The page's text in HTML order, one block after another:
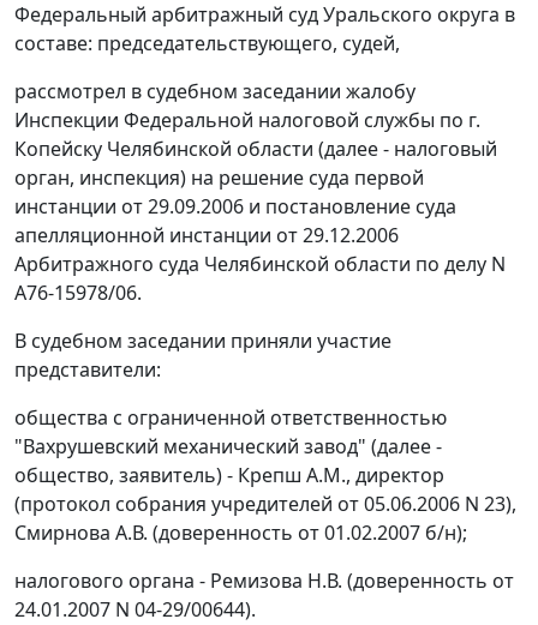
Федеральный арбитражный суд Уральского округа в
составе: председательствующего, судей,
рассмотрел в судебном заседании жалобу
Инспекции Федеральной налоговой службы по г.
Копейску Челябинской области (далее - налоговый
орган, инспекция) на решение суда первой
инстанции от 29.09.2006 и постановление суда
апелляционной инстанции от 29.12.2006
Арбитражного суда Челябинской области по делу N
А76-15978/06.
В судебном заседании приняли участие
представители:
общества с ограниченной ответственностью
"Вахрушевский механический завод" (далее -
общество, заявитель) - Крепш А.М., директор
(протокол собрания учредителей от 05.06.2006 N 23),
Смирнова А.В. (доверенность от 01.02.2007 б/н);
налогового органа - Ремизова Н.В. (доверенность от
24.01.2007 N 04-29/00644).